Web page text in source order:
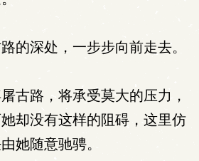
的深处，一步步向前走去。
古路，将承受莫大的压力，
却没有这样的阻碍，这里仿
她随意驰骋。